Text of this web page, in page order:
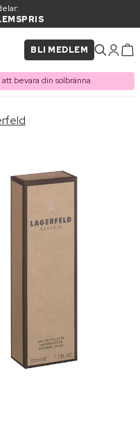
BLI MEDLEM
bevara din solbränna
med